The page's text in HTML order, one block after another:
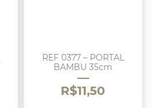
REF 0377 – PORTAL
BAMBU 35cm
R$11,50